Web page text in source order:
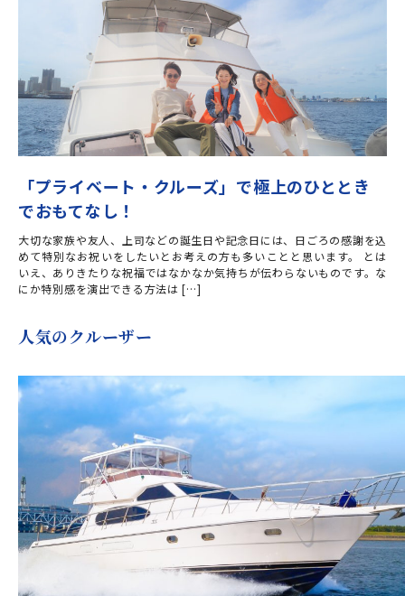
「プライベート・クルーズ」で極上のひととき
でおもてなし！
大切な家族や友人、上司などの誕生日や記念日には、日ごろの感謝を込
めて特別なお祝いをしたいとお考えの方も多いことと思います。 とは
いえ、ありきたりな祝福ではなかなか気持ちが伝わらないものです。な
にか特別感を演出できる方法は […]
人気のクルーザー